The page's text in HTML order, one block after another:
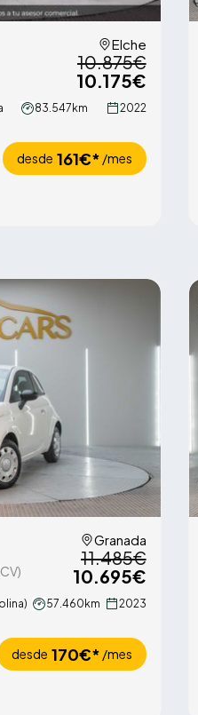
Elche
10.875€
10.175€
83.547km 2022
desde 161€* /mes
Granada
11.485€
10.695€
57.460km 2023
desde 170€* /mes